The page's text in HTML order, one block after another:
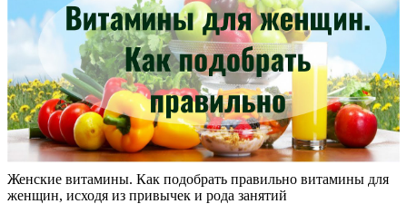
Женские витамины. Как подобрать правильно витамины для
женщин, исходя из привычек и рода занятий